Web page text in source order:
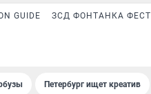
GUIDE ЗСД ФОНТАНКА ФЕСТ
Петербург ищет креатив